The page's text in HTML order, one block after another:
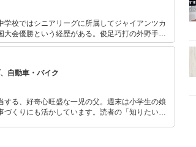
校ではシニアリーグに所属してジャイアンツカ
会優勝という経歴がある。俊足巧打の外野手で
として撮
自動車・バイク
する、好奇心旺盛な一児の父。週末は小学生の娘
くりにも活かしています。読者の「知りたい」